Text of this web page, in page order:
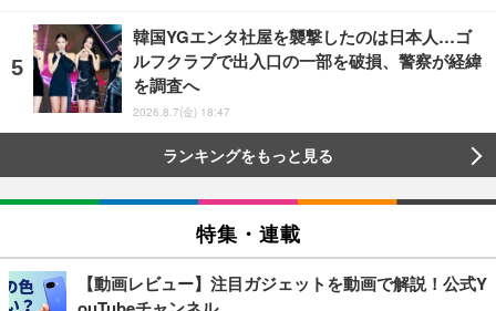
韓国YGエンタ社屋を襲撃したのは日本人…ゴ
ルフクラブで出入口の一部を破損、警察が経緯
を調査へ
2026.8.7(金) 18:47
ランキングをもっと見る
特集・連載
【動画レビュー】注目ガジェットを動画で解説！公式Y